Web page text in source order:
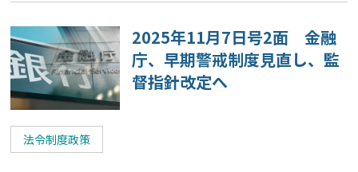
2025年11月7日号2面 金融
庁、早期警戒制度見直し、監
督指針改定へ
法令制度政策